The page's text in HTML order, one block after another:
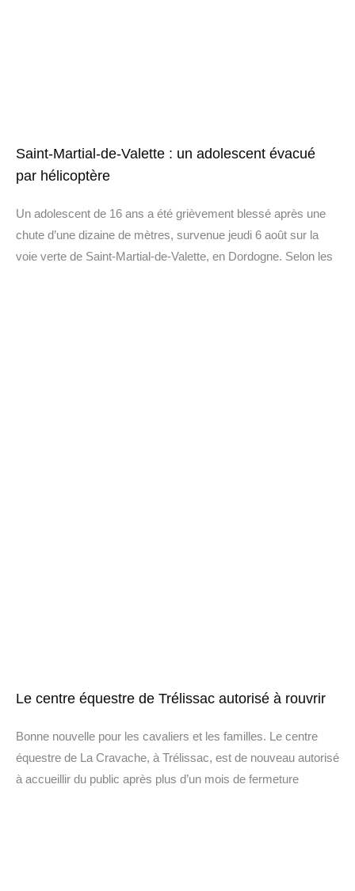
Saint-Martial-de-Valette : un adolescent évacué
par hélicoptère
Un adolescent de 16 ans a été grièvement blessé après une
chute d’une dizaine de mètres, survenue jeudi 6 août sur la
voie verte de Saint-Martial-de-Valette, en Dordogne. Selon les
Le centre équestre de Trélissac autorisé à rouvrir
Bonne nouvelle pour les cavaliers et les familles. Le centre
équestre de La Cravache, à Trélissac, est de nouveau autorisé
à accueillir du public après plus d’un mois de fermeture